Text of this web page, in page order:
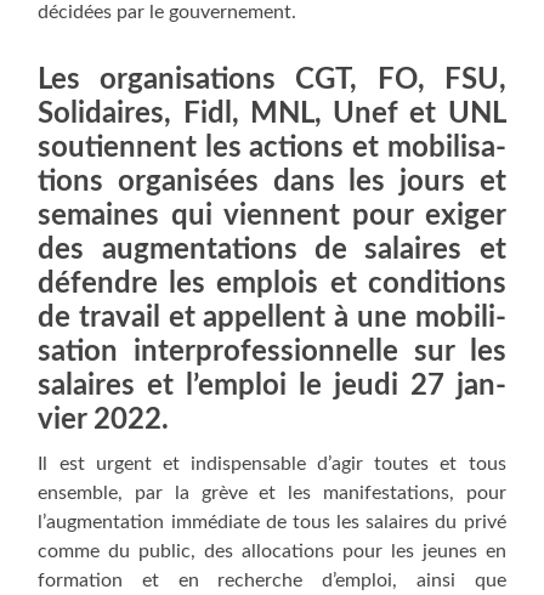
déci­dées par le gouvernement.
Les orga­ni­sa­tions CGT, FO, FSU,
Soli­daires, Fidl, MNL, Unef et UNL
sou­tiennent les actions et mobi­li­sa­
tions orga­ni­sées dans les jours et
semaines qui viennent pour exi­ger
des aug­men­ta­tions de salaires et
défendre les emplois et condi­tions
de tra­vail et appellent à une mobi­li­
sa­tion inter­pro­fes­sion­nelle sur les
salaires et l’emploi le jeu­di 27 jan­
vier 2022.
Il est urgent et indis­pen­sable d’agir toutes et tous
ensemble, par la grève et les mani­fes­ta­tions, pour
l’augmentation immé­diate de tous les salaires du pri­vé
comme du public, des allo­ca­tions pour les jeunes en
for­ma­tion et en recherche d’emploi, ain­si que